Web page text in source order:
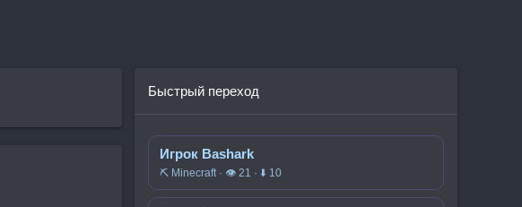
Быстрый переход
Игрок Bashark
⛏️ Minecraft · 👁 21 · ⬇ 10